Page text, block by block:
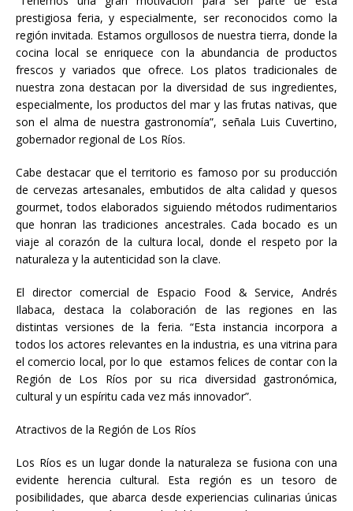
prestigiosa feria, y especialmente, ser reconocidos como la
región invitada. Estamos orgullosos de nuestra tierra, donde la
cocina local se enriquece con la abundancia de productos
frescos y variados que ofrece. Los platos tradicionales de
nuestra zona destacan por la diversidad de sus ingredientes,
especialmente, los productos del mar y las frutas nativas, que
son el alma de nuestra gastronomía”, señala Luis Cuvertino,
gobernador regional de Los Ríos.
Cabe destacar que el territorio es famoso por su producción
de cervezas artesanales, embutidos de alta calidad y quesos
gourmet, todos elaborados siguiendo métodos rudimentarios
que honran las tradiciones ancestrales. Cada bocado es un
viaje al corazón de la cultura local, donde el respeto por la
naturaleza y la autenticidad son la clave.
El director comercial de Espacio Food & Service, Andrés
Ilabaca, destaca la colaboración de las regiones en las
distintas versiones de la feria. “Esta instancia incorpora a
todos los actores relevantes en la industria, es una vitrina para
el comercio local, por lo que estamos felices de contar con la
Región de Los Ríos por su rica diversidad gastronómica,
cultural y un espíritu cada vez más innovador”.
Atractivos de la Región de Los Ríos
Los Ríos es un lugar donde la naturaleza se fusiona con una
evidente herencia cultural. Esta región es un tesoro de
posibilidades, que abarca desde experiencias culinarias únicas